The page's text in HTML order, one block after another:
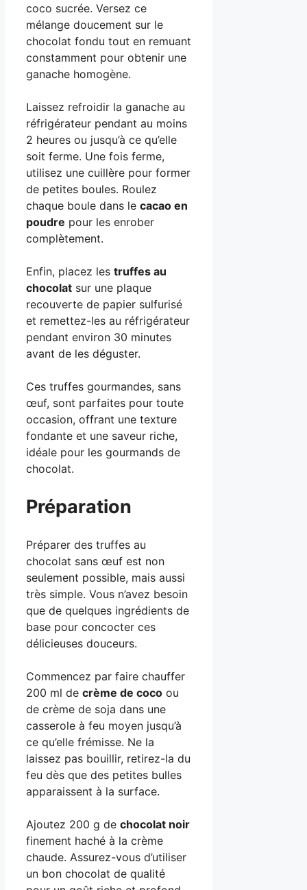
coco sucrée. Versez ce
mélange doucement sur le
chocolat fondu tout en remuant
constamment pour obtenir une
ganache homogène.
Laissez refroidir la ganache au
réfrigérateur pendant au moins
2 heures ou jusqu’à ce qu’elle
soit ferme. Une fois ferme,
utilisez une cuillère pour former
de petites boules. Roulez
chaque boule dans le cacao en
poudre pour les enrober
complètement.
Enfin, placez les truffes au
chocolat sur une plaque
recouverte de papier sulfurisé
et remettez-les au réfrigérateur
pendant environ 30 minutes
avant de les déguster.
Ces truffes gourmandes, sans
œuf, sont parfaites pour toute
occasion, offrant une texture
fondante et une saveur riche,
idéale pour les gourmands de
chocolat.
Préparation
Préparer des truffes au
chocolat sans œuf est non
seulement possible, mais aussi
très simple. Vous n’avez besoin
que de quelques ingrédients de
base pour concocter ces
délicieuses douceurs.
Commencez par faire chauffer
200 ml de crème de coco ou
de crème de soja dans une
casserole à feu moyen jusqu’à
ce qu’elle frémisse. Ne la
laissez pas bouillir, retirez-la du
feu dès que des petites bulles
apparaissent à la surface.
Ajoutez 200 g de chocolat noir
finement haché à la crème
chaude. Assurez-vous d’utiliser
un bon chocolat de qualité